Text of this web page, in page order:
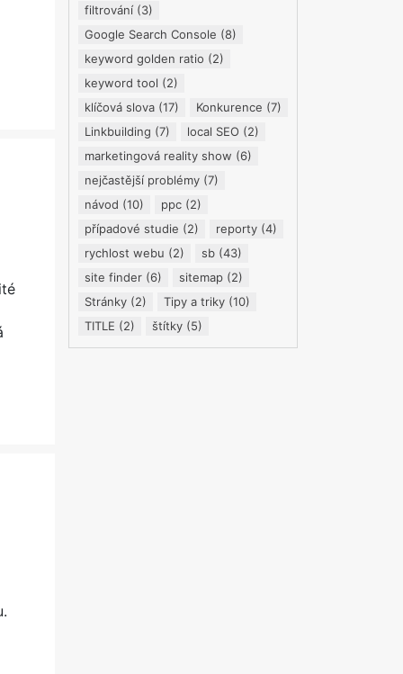
filtrování (3)
Google Search Console (8)
keyword golden ratio (2)
keyword tool (2)
klíčová slova (17) Konkurence (7)
Linkbuilding (7) local SEO (2)
marketingová reality show (6)
nejčastější problémy (7)
návod (10) ppc (2)
případové studie (2) reporty (4)
rychlost webu (2) sb (43)
site finder (6) sitemap (2)
Stránky (2) Tipy a triky (10)
TITLE (2) štítky (5)